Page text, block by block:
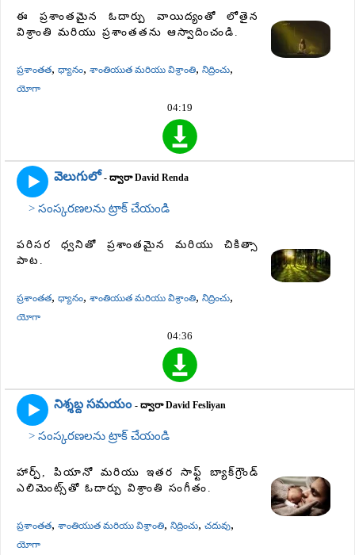
ఈ ప్రశాంతమైన ఓదార్పు వాయిద్యంతో లోతైన
విశ్రాంతి మరియు ప్రశాంతతను ఆస్వాదించండి.
ప్రశాంతత, ధ్యానం, శాంతియుత మరియు విశ్రాంతి, నిద్రించు,
యోగా
04:19
వెలుగులో - ద్వారా David Renda
> సంస్కరణలను ట్రాక్ చేయండి
పరిసర ధ్వనితో ప్రశాంతమైన మరియు చికిత్సా
పాట.
ప్రశాంతత, ధ్యానం, శాంతియుత మరియు విశ్రాంతి, నిద్రించు,
యోగా
04:36
నిశ్శబ్ద సమయం - ద్వారా David Fesliyan
> సంస్కరణలను ట్రాక్ చేయండి
హార్ప్, పియానో ​​మరియు ఇతర సాఫ్ట్ బ్యాక్‌గ్రౌండ్
ఎలిమెంట్స్‌తో ఓదార్పు విశ్రాంతి సంగీతం.
ప్రశాంతత, శాంతియుత మరియు విశ్రాంతి, నిద్రించు, చదువు,
యోగా